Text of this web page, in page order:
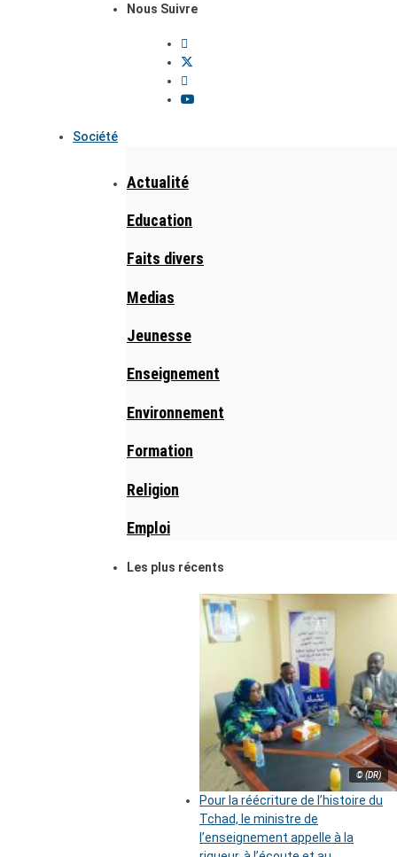
Nous Suivre
Société
Actualité
Education
Faits divers
Medias
Jeunesse
Enseignement
Environnement
Formation
Religion
Emploi
Les plus récents
© (DR)
Pour la réécriture de l’histoire du
Tchad, le ministre de
l’enseignement appelle à la